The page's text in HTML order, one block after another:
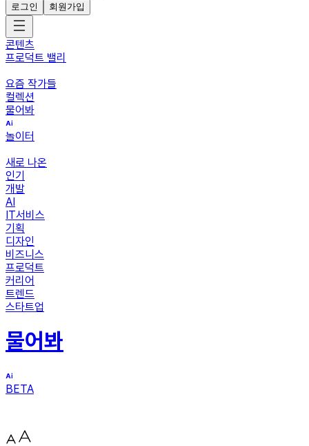
로그인
회원가입
콘텐츠
프로덕트 밸리
요즘 작가들
컬렉션
물어봐
놀이터
새로 나온
인기
개발
AI
IT서비스
기획
디자인
비즈니스
프로덕트
커리어
트렌드
스타트업
물어봐
BETA